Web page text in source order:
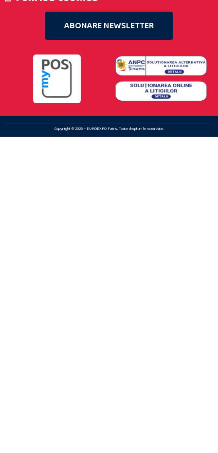
ABONARE NEWSLETTER
Copyright © 2026 – EUROEXPO Fairs. Toate drepturile rezervate.